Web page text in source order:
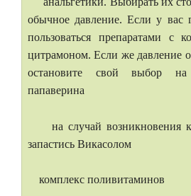
обычное давление. Если у вас
пользоваться препаратами с
цитрамоном. Если же давление
остановите свой выбор на
папаверина
на случай возникновения
запастись Викасолом
комплекс поливитаминов